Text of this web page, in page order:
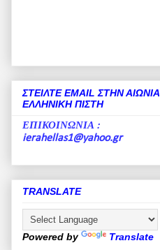
ΣΤΕΙΛΤΕ EMAIL ΣΤΗΝ ΑΙΩΝΙΑ
ΕΛΛΗΝΙΚΗ ΠΙΣΤΗ
ΕΠΙΚΟΙΝΩΝΙΑ :
ierahellas1@yahoo.gr
TRANSLATE
Powered by Translate